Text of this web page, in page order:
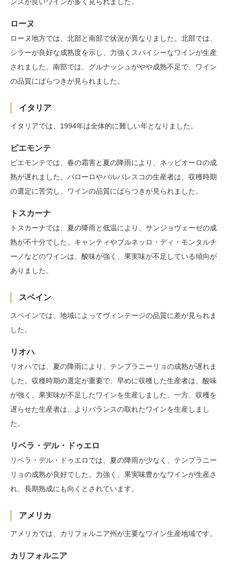
ローヌ
ローヌ地方では、北部と南部で状況が異なりました。北部では、
シラーが良好な成熟度を示し、力強くスパイシーなワインが生産
されました。南部では、グルナッシュがやや成熟不足で、ワイン
の品質にばらつきが見られました。
イタリア
イタリアでは、1994年は全体的に難しい年となりました。
ピエモンテ
ピエモンテでは、春の霜害と夏の降雨により、ネッビオーロの成
熟が遅れました。バローロやバルバレスコの生産者は、収穫時期
の選定に苦労し、ワインの品質にばらつきが見られました。
トスカーナ
トスカーナでは、夏の降雨と低温により、サンジョヴェーゼの成
熟が不十分でした。キャンティやブルネッロ・ディ・モンタルチ
ーノなどのワインは、酸味が強く、果実味が不足している傾向が
ありました。
スペイン
スペインでは、地域によってヴィンテージの品質に差が見られま
した。
リオハ
リオハでは、夏の降雨により、テンプラニーリョの成熟が遅れま
した。収穫時期の選定が重要で、早めに収穫した生産者は、酸味
が強く、果実味が不足したワインを生産しました。一方、収穫を
遅らせた生産者は、よりバランスの取れたワインを生産しまし
た。
リベラ・デル・ドゥエロ
リベラ・デル・ドゥエロでは、夏の降雨が少なく、テンプラニー
リョの成熟が良好でした。力強く、果実味豊かなワインが生産さ
れ、長期熟成にも向くとされています。
アメリカ
アメリカでは、カリフォルニア州が主要なワイン生産地域です。
カリフォルニア